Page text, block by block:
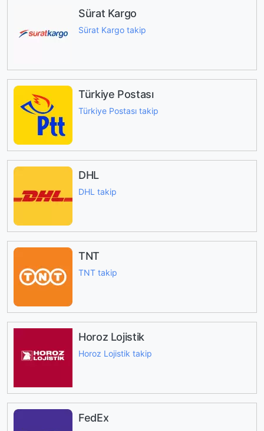
Sürat Kargo
Sürat Kargo takip
Türkiye Postası
Türkiye Postası takip
DHL
DHL takip
TNT
TNT takip
Horoz Lojistik
Horoz Lojistik takip
FedEx